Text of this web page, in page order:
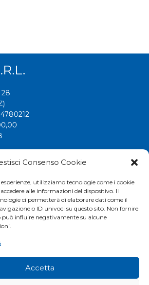
Consenso Cookie
utilizziamo tecnologie come i cookie
alle informazioni del dispositivo. Il
ci permetterà di elaborare dati come il
o ID univoci su questo sito. Non fornire
può influire negativamente su alcune
Accetta
28